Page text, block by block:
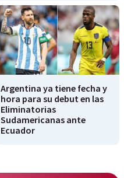
Argentina ya tiene fecha y
hora para su debut en las
Eliminatorias
Sudamericanas ante
Ecuador